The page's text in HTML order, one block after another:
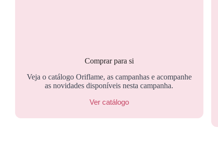
Comprar para si
Veja o catálogo Oriflame, as campanhas e acompanhe
as novidades disponíveis nesta campanha.
Ver catálogo